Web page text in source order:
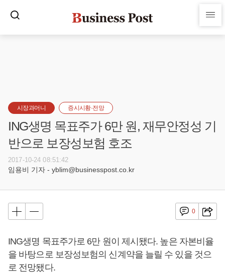
시장과머니 증시시황·전망
ING생명 목표주가 6만 원, 재무안정성 기
반으로 보장성보험 호조
2017-10-24 08:51:42
임용비 기자 - yblim@businesspost.co.kr
0
ING생명 목표주가로 6만 원이 제시됐다. 높은 자본비율
을 바탕으로 보장성보험의 신계약을 늘릴 수 있을 것으
로 전망됐다.